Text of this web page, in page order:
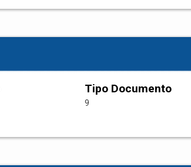
Tipo Documento
9